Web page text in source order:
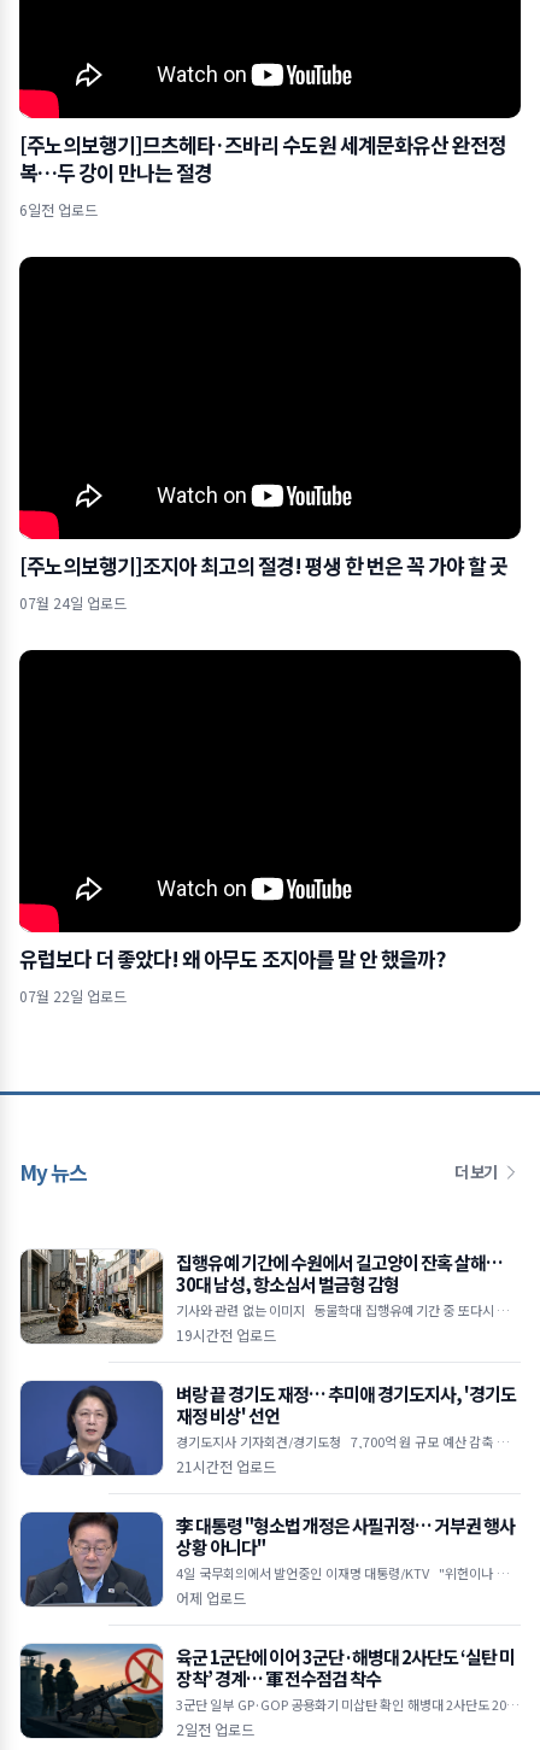
[주노의보행기]므츠헤타·즈바리 수도원 세계문화유산 완전정
복…두 강이 만나는 절경
6일전 업로드
[주노의보행기]조지아 최고의 절경! 평생 한 번은 꼭 가야 할 곳
07월 24일 업로드
유럽보다 더 좋았다! 왜 아무도 조지아를 말 안 했을까?
07월 22일 업로드
My 뉴스 더 보기
집행유예 기간에 수원에서 길고양이 잔혹 살해…
30대 남성, 항소심서 벌금형 감형
기사와 관련 없는 이미지 동물학대 집행유예 기간 중 또다시 고양
이 살해 범행 저질러 1심에서 징역 4개월 실형 선고받았으나 2심서
19시간전 업로드
벼랑 끝 경기도 재정… 추미애 경기도지사, '경기도
재정 비상' 선언
경기도지사 기자회견/경기도청 7,700억 원 규모 예산 감축 불가
피 지방채 발행 한도 턱밑… 기금 바닥나 업무 경비 축소 및 불요불
21시간전 업로드
李 대통령 "형소법 개정은 사필귀정… 거부권 행사
상황 아니다"
4일 국무회의에서 발언중인 이재명 대통령/KTV "위헌이나 집행
불능 등 입법권 부정할 정도 안 돼" 수사·기소 분리 강조하며 검찰
어제 업로드
육군 1군단에 이어 3군단·해병대 2사단도 ‘실탄 미
장착’ 경계… 軍 전수점검 착수
3군단 일부 GP·GOP 공용화기 미삽탄 확인 해병대 2사단도 2020
년부터 6년간 '빈 총' 경계 합참 보고 누락 속 전방 군단 전수조사 확
2일전 업로드